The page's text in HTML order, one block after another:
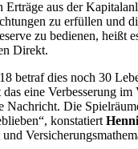
Erträge aus der
zu erfüllen und
zu bedienen, heißt
Direkt.
betraf dies noch 30
eine Verbesserung
Nachricht. Die
konstatiert